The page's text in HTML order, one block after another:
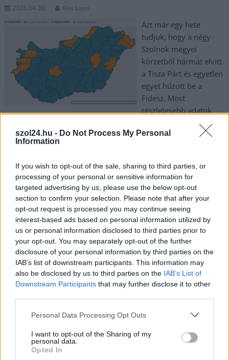
szol24.hu - Do Not Process My Personal
Information
If you wish to opt-out of the sale, sharing to third parties, or
processing of your personal or sensitive information for
targeted advertising by us, please use the below opt-out
section to confirm your selection. Please note that after your
opt-out request is processed you may continue seeing
interest-based ads based on personal information utilized by
us or personal information disclosed to third parties prior to
your opt-out. You may separately opt-out of the further
disclosure of your personal information by third parties on the
IAB’s list of downstream participants. This information may
also be disclosed by us to third parties on the IAB’s List of
Downstream Participants that may further disclose it to other
Please note that this website/app uses one or more Google
not limited to your visit or usage behaviour. You may click to
grant or deny consent to Google and its third-party tags to
use your data for below specified purposes in below Google
Personal Data Processing Opt Outs
I want to opt-out of the Sharing of my
personal data.
Opted In
2026.04.20. Kiss Lajos
Azt már egy hete
tudjuk, hogy a négy
Szolnok megyei
körzetből hármat elvitt
a Tisza Párt és egyetlen
egyet húzott be a
Fidesz. Most
részletesebb adatok
jegyzőkönyve lett nyilvános, íme a rendszerváltó szavazás és a
számok.
Választások 2026,adatok, Jász-Nagykun Szolnok megye,
jegyzőkönyv , rendszerváltás, részletek , statisztika , tisza part,választások
Györfi Mihály a Medián vezérének is köszönetet
mondott – ismét szinte telibe találták a
végeredményt
2026.04.13. Kiss Lajos
A fideszes oldal kígyót-
nevezte Hann Endrét,
földcsuszamlásszerű